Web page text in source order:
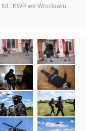
fot.: KWP we Wrocławiu